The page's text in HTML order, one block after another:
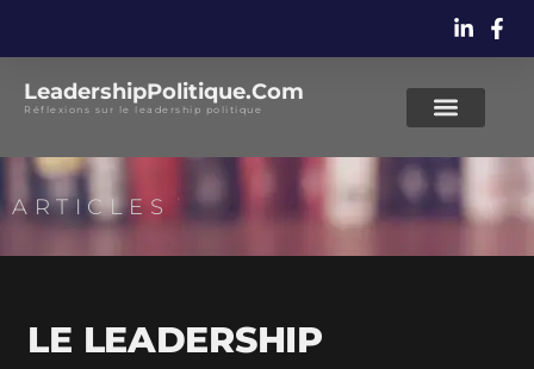
LeadershipPolitique.Com
Réflexions sur le leadership politique
ARTICLES
LE LEADERSHIP